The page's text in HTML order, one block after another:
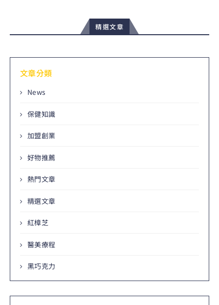
精選文章
文章分類
News
保健知識
加盟創業
好物推薦
熱門文章
精選文章
紅樟芝
醫美療程
黑巧克力